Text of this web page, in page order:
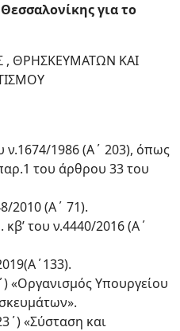
για το
, ΘΡΗΣΚΕΥΜΑΤΩΝ ΚΑΙ
1986 (Α΄ 203), όπως
του άρθρου 33 του
2010 (Α΄ 71).
του ν.4440/2016 (Α΄
«Οργανισμός Υπουργείου
«Σύσταση και